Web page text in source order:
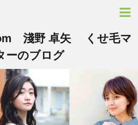
淺野 卓矢 くせ毛マ
ーのブログ